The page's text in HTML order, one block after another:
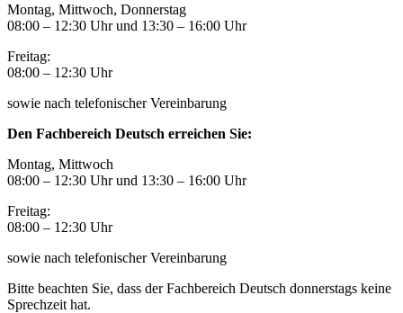
Montag, Mittwoch, Donnerstag
08:00 – 12:30 Uhr und 13:30 – 16:00 Uhr
Freitag:
08:00 – 12:30 Uhr
sowie nach telefonischer Vereinbarung
Den Fachbereich Deutsch erreichen Sie:
Montag, Mittwoch
08:00 – 12:30 Uhr und 13:30 – 16:00 Uhr
Freitag:
08:00 – 12:30 Uhr
sowie nach telefonischer Vereinbarung
Bitte beachten Sie, dass der Fachbereich Deutsch donnerstags keine
Sprechzeit hat.